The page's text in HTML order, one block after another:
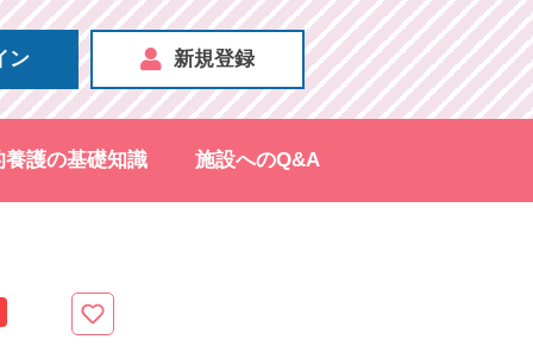
ン 新規登録
養護の基礎知識 施設へのQ&A